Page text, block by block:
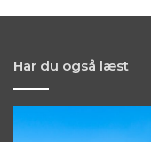
Har du også læst
åbner